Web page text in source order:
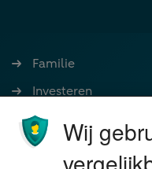
Familie
Investeren
Ondernemen
Stoppen met
Wij